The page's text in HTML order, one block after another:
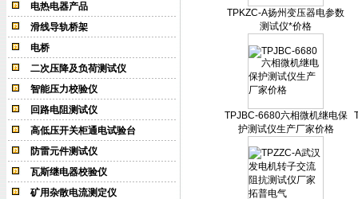
电热电器产品
滑线导轨桥架
电桥
二次压降及负荷测试仪
智能压力校验仪
回路电阻测试仪
高低压开关柜通电试验台
防雷元件测试仪
瓦斯继电器校验仪
矿用杂散电流测定仪
TPKZC-A扬州变压器电参数
测试仪*价格
TPJBC-6680六相微机继电保
护测试仪生产厂家价格